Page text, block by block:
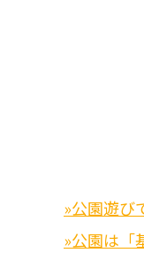
»公園遊び
»公園は「